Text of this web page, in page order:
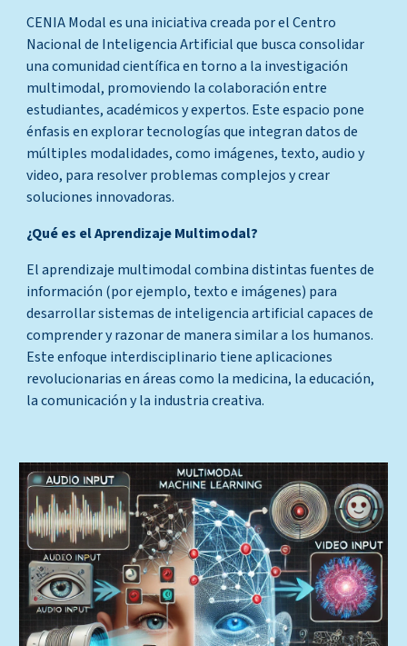
CENIA Modal es una iniciativa creada por el Centro
Nacional de Inteligencia Artificial que busca consolidar
una comunidad científica en torno a la investigación
multimodal, promoviendo la colaboración entre
estudiantes, académicos y expertos. Este espacio pone
énfasis en explorar tecnologías que integran datos de
múltiples modalidades, como imágenes, texto, audio y
video, para resolver problemas complejos y crear
soluciones innovadoras.
¿Qué es el Aprendizaje Multimodal?
El aprendizaje multimodal combina distintas fuentes de
información (por ejemplo, texto e imágenes) para
desarrollar sistemas de inteligencia artificial capaces de
comprender y razonar de manera similar a los humanos.
Este enfoque interdisciplinario tiene aplicaciones
revolucionarias en áreas como la medicina, la educación,
la comunicación y la industria creativa.